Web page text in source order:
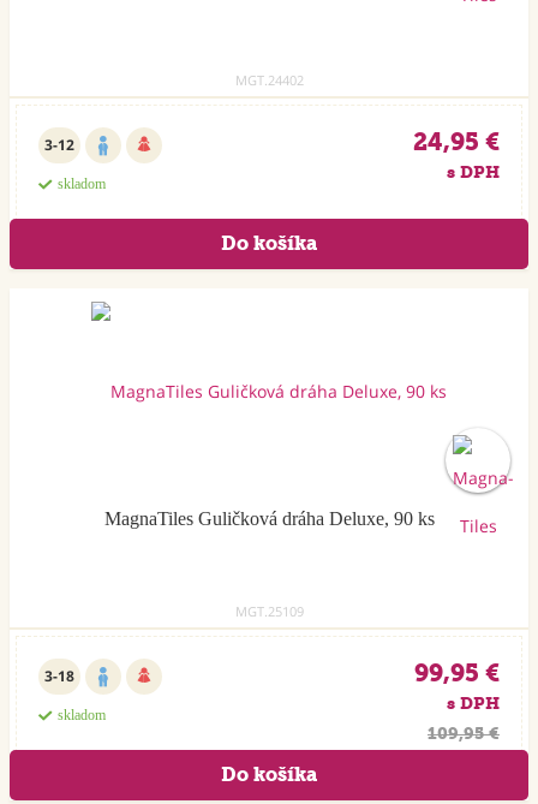
MGT.24402
3-12
skladom
24,95 €
s DPH
MagnaTiles Guličková dráha Deluxe, 90 ks
MGT.25109
3-18
skladom
99,95 €
s DPH
109,95 €